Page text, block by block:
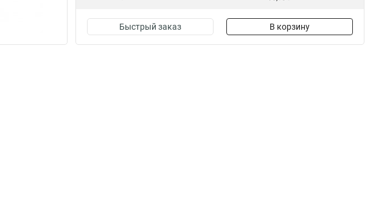
Быстрый заказ В корзину